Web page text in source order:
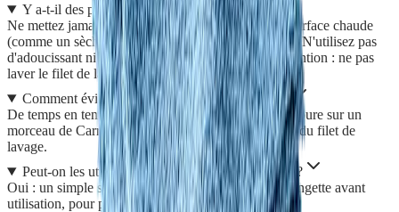
Y a-t-il des précautions à connaître ?
Ne mettez jamais les lingettes en contact avec une surface chaude
(comme un sèche-serviettes) : la microfibre fondrait. N'utilisez pas
d'adoucissant ni de javel, et ne les repassez pas. Attention : ne pas
laver le filet de lavage noir fourni au-delà de 40°C.
Comment éviter les odeurs entre deux lavages ?
De temps en temps, déposez 1 goutte de Synergie Épure sur un
morceau de Carré Multi-usages et placez-le au fond du filet de
lavage.
Peut-on les utiliser sans point d'eau dans les WC ?
Oui : un simple spray d'eau permet d'humidifier la lingette avant
utilisation, pour plus de confort et d'hygiène.